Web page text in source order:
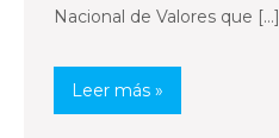
Nacional de Valores que […]
Leer más »